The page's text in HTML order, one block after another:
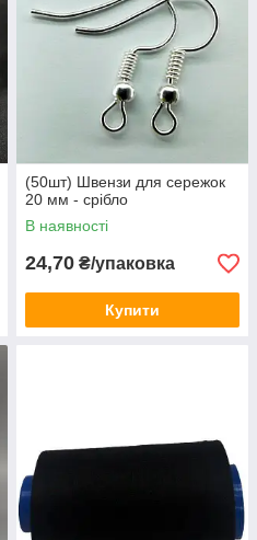
(50шт) Швензи для сережок
20 мм - срібло
В наявності
24,70 ₴/упаковка
Купити